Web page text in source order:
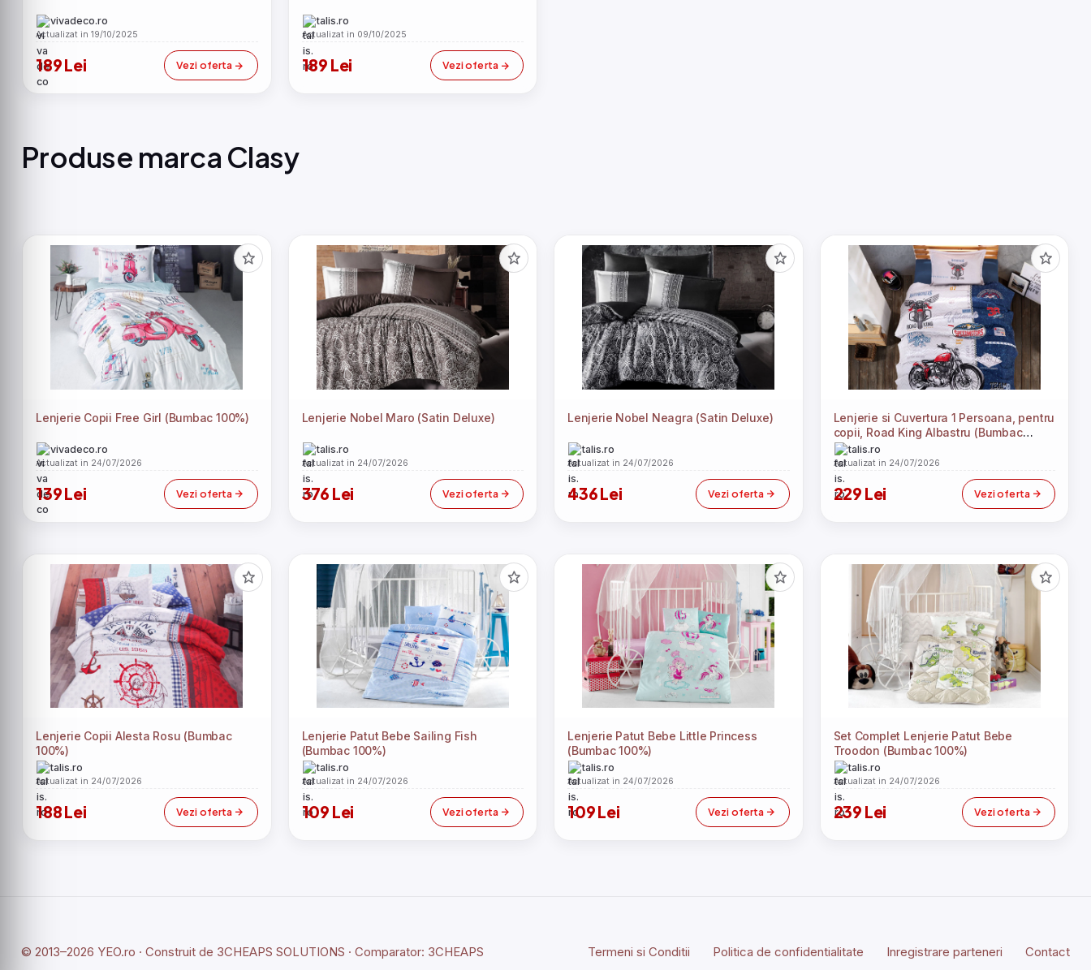
vivadeco.ro
Actualizat in 19/10/2025
189 Lei Vezi oferta
talis.ro
Actualizat in 09/10/2025
189 Lei Vezi oferta
Produse marca Clasy
Lenjerie Copii Free Girl (Bumbac 100%)
vivadeco.ro
Actualizat in 24/07/2026
139 Lei Vezi oferta
Lenjerie Nobel Maro (Satin Deluxe)
talis.ro
Actualizat in 24/07/2026
376 Lei Vezi oferta
Lenjerie Nobel Neagra (Satin Deluxe)
talis.ro
Actualizat in 24/07/2026
436 Lei Vezi oferta
Lenjerie si Cuvertura 1 Persoana, pentru
copii, Road King Albastru (Bumbac
100%)
talis.ro
Actualizat in 24/07/2026
229 Lei Vezi oferta
Lenjerie Copii Alesta Rosu (Bumbac
100%)
talis.ro
Actualizat in 24/07/2026
188 Lei Vezi oferta
Lenjerie Patut Bebe Sailing Fish
(Bumbac 100%)
talis.ro
Actualizat in 24/07/2026
109 Lei Vezi oferta
Lenjerie Patut Bebe Little Princess
(Bumbac 100%)
talis.ro
Actualizat in 24/07/2026
109 Lei Vezi oferta
Set Complet Lenjerie Patut Bebe
Troodon (Bumbac 100%)
talis.ro
Actualizat in 24/07/2026
239 Lei Vezi oferta
© 2013–2026 YEO.ro · Construit de 3CHEAPS SOLUTIONS · Comparator: 3CHEAPS Termeni si Conditii Politica de confidentialitate Inregistrare parteneri Contact